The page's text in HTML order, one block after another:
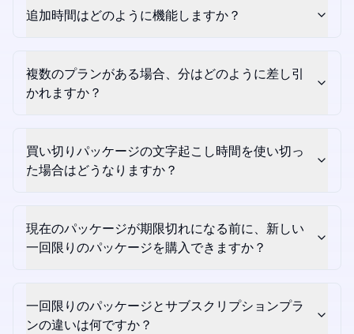
追加時間はどのように機能しますか？
複数のプランがある場合、分はどのように差し引
かれますか？
買い切りパッケージの文字起こし時間を使い切っ
た場合はどうなりますか？
現在のパッケージが期限切れになる前に、新しい
一回限りのパッケージを購入できますか？
一回限りのパッケージとサブスクリプションプラ
ンの違いは何ですか？